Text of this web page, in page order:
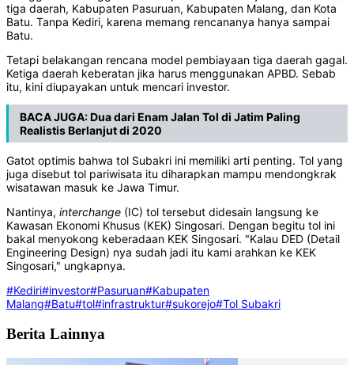
tiga daerah, Kabupaten Pasuruan, Kabupaten Malang, dan Kota
Batu. Tanpa Kediri, karena memang rencananya hanya sampai
Batu.
Tetapi belakangan rencana model pembiayaan tiga daerah gagal.
Ketiga daerah keberatan jika harus menggunakan APBD. Sebab
itu, kini diupayakan untuk mencari investor.
BACA JUGA:Dua dari Enam Jalan Tol di Jatim Paling
Realistis Berlanjut di 2020
Gatot optimis bahwa tol Subakri ini memiliki arti penting. Tol yang
juga disebut tol pariwisata itu diharapkan mampu mendongkrak
wisatawan masuk ke Jawa Timur.
Nantinya, interchange (IC) tol tersebut didesain langsung ke
Kawasan Ekonomi Khusus (KEK) Singosari. Dengan begitu tol ini
bakal menyokong keberadaan KEK Singosari. "Kalau DED (Detail
Engineering Design) nya sudah jadi itu kami arahkan ke KEK
Singosari," ungkapnya.
#Kediri#investor#Pasuruan#Kabupaten
Malang#Batu#tol#infrastruktur#sukorejo#Tol Subakri
Berita Lainnya